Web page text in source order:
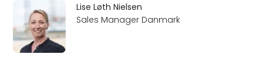
Lise Løth Nielsen
Sales Manager Danmark